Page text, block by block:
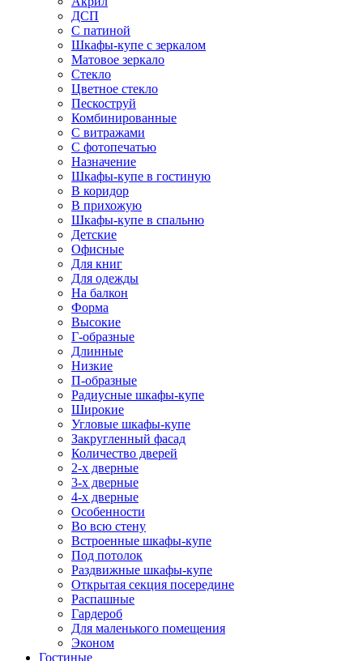
ДСП
С патиной
Шкафы-купе с зеркалом
Матовое зеркало
Стекло
Цветное стекло
Пескоструй
Комбинированные
С витражами
С фотопечатью
Назначение
Шкафы-купе в гостиную
В коридор
В прихожую
Шкафы-купе в спальню
Детские
Офисные
Для книг
Для одежды
На балкон
Форма
Высокие
Г-образные
Длинные
Низкие
П-образные
Радиусные шкафы-купе
Широкие
Угловые шкафы-купе
Закругленный фасад
Количество дверей
2-х дверные
3-х дверные
4-х дверные
Особенности
Во всю стену
Встроенные шкафы-купе
Под потолок
Раздвижные шкафы-купе
Открытая секция посередине
Распашные
Гардероб
Для маленького помещения
Эконом
Гостиные